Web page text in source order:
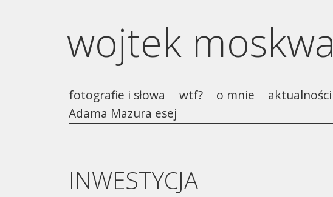
wojtek moskwa
fotografie i słowa wtf? o mnie aktualności
Adama Mazura esej
INWESTYCJA